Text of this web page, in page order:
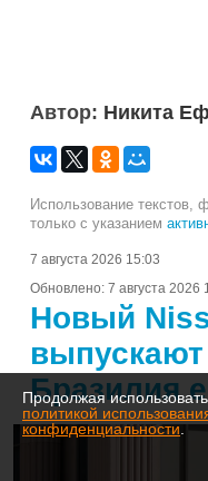
Автор: Никита
Использование текстов,
только с указанием
7 августа 2026 15:03
Обновлено: 7 августа 2026
Новый
Бразилия
Продолжая
политикой
конфиденциальности.